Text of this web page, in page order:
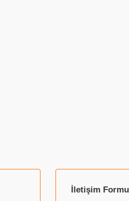
İletişim Formu